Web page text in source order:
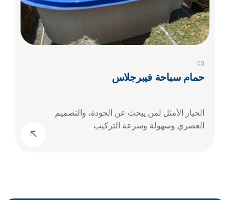
03
حمام سباحة فيبرجلاس
الخيار الأمثل لمن يبحث عن الجودة، والتصميم
العصري وسهولة وسرعة التركيب